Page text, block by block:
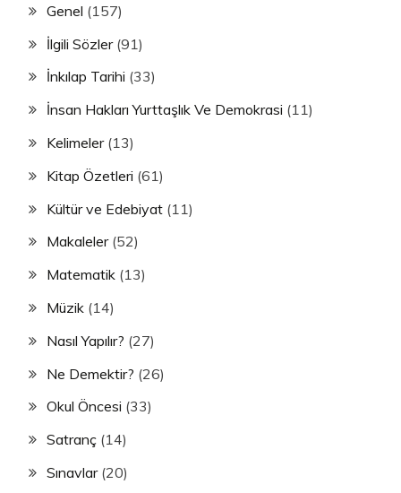
Genel (157)
İlgili Sözler(91)
İnkılap Tarihi (33)
İnsan Hakları Yurttaşlık Ve Demokrasi (11)
Kelimeler(13)
Kitap Özetleri (61)
Kültür ve Edebiyat (11)
Makaleler(52)
Matematik (13)
Müzik (14)
Nasıl Yapılır? (27)
Ne Demektir? (26)
Okul Öncesi (33)
Satranç (14)
Sınavlar(20)